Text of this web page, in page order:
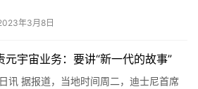
年3月8日
宇宙业务：要讲“新一代的故事”
讯 据报道，当地时间周二，迪士尼首席